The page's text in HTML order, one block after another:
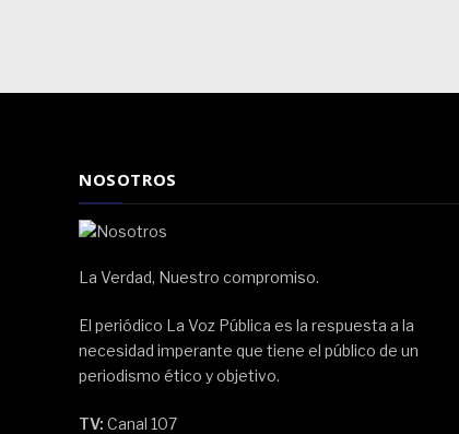
NOSOTROS
La Verdad, Nuestro compromiso.
El periódico La Voz Pública es la respuesta a la
necesidad imperante que tiene el público de un
periodismo ético y objetivo.
TV: Canal 107